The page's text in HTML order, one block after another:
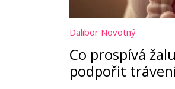
Dalibor Novotný
Co prospívá
podpořit